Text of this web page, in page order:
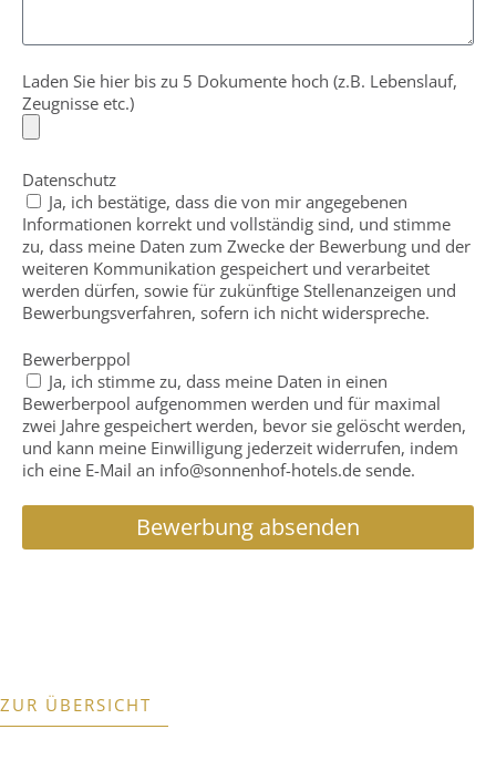
Laden Sie hier bis zu 5 Dokumente hoch (z.B. Lebenslauf,
Zeugnisse etc.)
Datenschutz
Ja, ich bestätige, dass die von mir angegebenen
Informationen korrekt und vollständig sind, und stimme
zu, dass meine Daten zum Zwecke der Bewerbung und der
weiteren Kommunikation gespeichert und verarbeitet
werden dürfen, sowie für zukünftige Stellenanzeigen und
Bewerbungsverfahren, sofern ich nicht widerspreche.
Bewerberppol
Ja, ich stimme zu, dass meine Daten in einen
Bewerberpool aufgenommen werden und für maximal
zwei Jahre gespeichert werden, bevor sie gelöscht werden,
und kann meine Einwilligung jederzeit widerrufen, indem
ich eine E-Mail an info@sonnenhof-hotels.de sende.
Bewerbung absenden
ZUR ÜBERSICHT